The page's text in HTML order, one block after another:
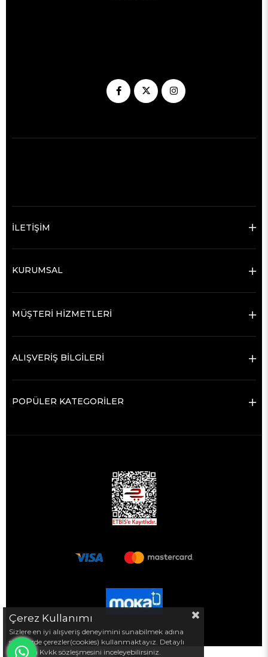
İLETİŞİM
KURUMSAL
MÜŞTERİ HİZMETLERİ
ALIŞVERİŞ BİLGİLERİ
POPÜLER KATEGORİLER
Çerez Kullanımı
Sizlere en iyi alışveriş deneyimini sunabilmek adına
sitemizde çerezler(cookies) kullanmaktayız. Detaylı
bilgi için Kvkk sözleşmesini inceleyebilirsiniz.